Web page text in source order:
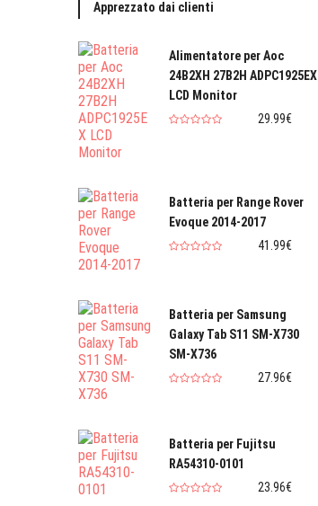
Apprezzato dai clienti
Alimentatore per Aoc
24B2XH 27B2H ADPC1925EX
LCD Monitor
29.99€
Batteria per Range Rover
Evoque 2014-2017
41.99€
Batteria per Samsung
Galaxy Tab S11 SM-X730
SM-X736
27.96€
Batteria per Fujitsu
RA54310-0101
23.96€